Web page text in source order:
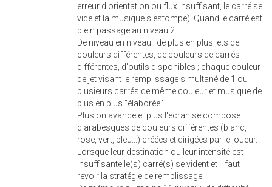
erreur d'orientation ou flux insuffisant, le carré se
vide et la musique s'estompe). Quand le carré est
plein passage au niveau 2.
De niveau en niveau : de plus en plus jets de
couleurs différentes, de couleurs de carrés
différentes, d'outils disponibles ; chaque couleur
de jet visant le remplissage simultané de 1 ou
plusieurs carrés de même couleur et musique de
plus en plus "élaborée".
Plus on avance et plus l'écran se compose
d'arabesques de couleurs différentes (blanc,
rose, vert, bleu...) créées et dirigées par le joueur.
Lorsque leur destination ou leur intensité est
insuffisante le(s) carré(s) se vident et il faut
revoir la stratégie de remplissage.